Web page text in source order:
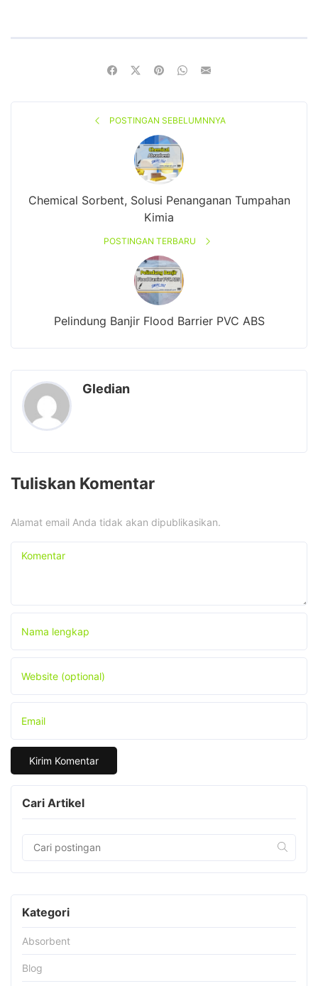
POSTINGAN SEBELUMNNYA
Chemical Sorbent, Solusi Penanganan Tumpahan
Kimia
POSTINGAN TERBARU
Pelindung Banjir Flood Barrier PVC ABS
Gledian
Tuliskan Komentar
Alamat email Anda tidak akan dipublikasikan.
Komentar
Nama lengkap
Website (optional)
Email
Cari Artikel
Kategori
Absorbent
Blog